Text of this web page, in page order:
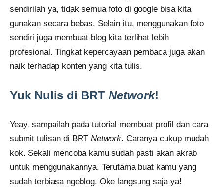
sendirilah ya, tidak semua foto di google bisa kita
gunakan secara bebas. Selain itu, menggunakan foto
sendiri juga membuat blog kita terlihat lebih
profesional. Tingkat kepercayaan pembaca juga akan
naik terhadap konten yang kita tulis.
Yuk Nulis di BRT Network!
Yeay, sampailah pada tutorial membuat profil dan cara
submit tulisan di BRT Network. Caranya cukup mudah
kok. Sekali mencoba kamu sudah pasti akan akrab
untuk menggunakannya. Terutama buat kamu yang
sudah terbiasa ngeblog. Oke langsung saja ya!